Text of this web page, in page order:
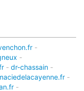
-
-
- dr-chassain-
-
-